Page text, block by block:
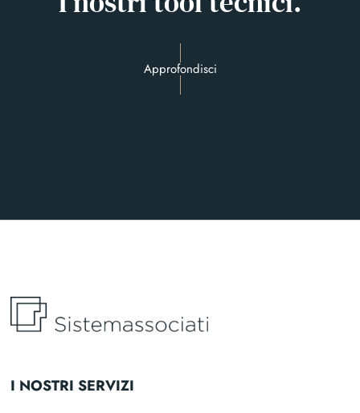
Approfondisci
I NOSTRI SERVIZI